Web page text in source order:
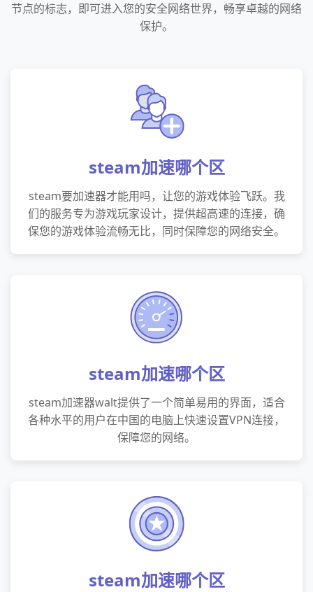
节点的标志，即可进入您的安全网络世界，畅享卓越的网络
保护。
steam加速哪个区
steam要加速器才能用吗，让您的游戏体验飞跃。我
们的服务专为游戏玩家设计，提供超高速的连接，确
保您的游戏体验流畅无比，同时保障您的网络安全。
steam加速哪个区
steam加速器walt提供了一个简单易用的界面，适合
各种水平的用户在中国的电脑上快速设置VPN连接，
保障您的网络。
steam加速哪个区